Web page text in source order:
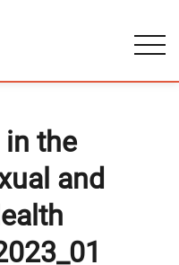
in the
and